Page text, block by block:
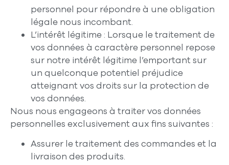
personnel pour répondre à une obligation
légale nous incombant.
L’intérêt légitime : Lorsque le traitement de
vos données à caractère personnel repose
sur notre intérêt légitime l’emportant sur
un quelconque potentiel préjudice
atteignant vos droits sur la protection de
vos données.
Nous nous engageons à traiter vos données
personnelles exclusivement aux fins suivantes :
Assurer le traitement des commandes et la
livraison des produits.